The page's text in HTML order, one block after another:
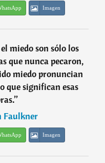
Imagen
miedo son sólo los
que nunca pecaron,
miedo pronuncian
que significan esas
”
Imagen